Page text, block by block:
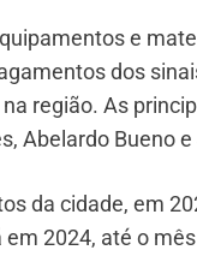
e
dos
região. As
Abelardo Bueno
da cidade, em
2024, até o